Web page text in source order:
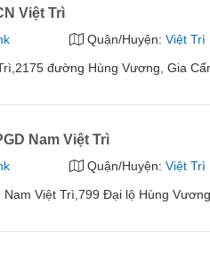
Việt Trì
Quận/Huyện: Việt Trì
đường Hùng Vương, Gia
Nam Việt Trì
Quận/Huyện: Việt Trì
Nam Việt Trì,799 Đại lộ Hùng